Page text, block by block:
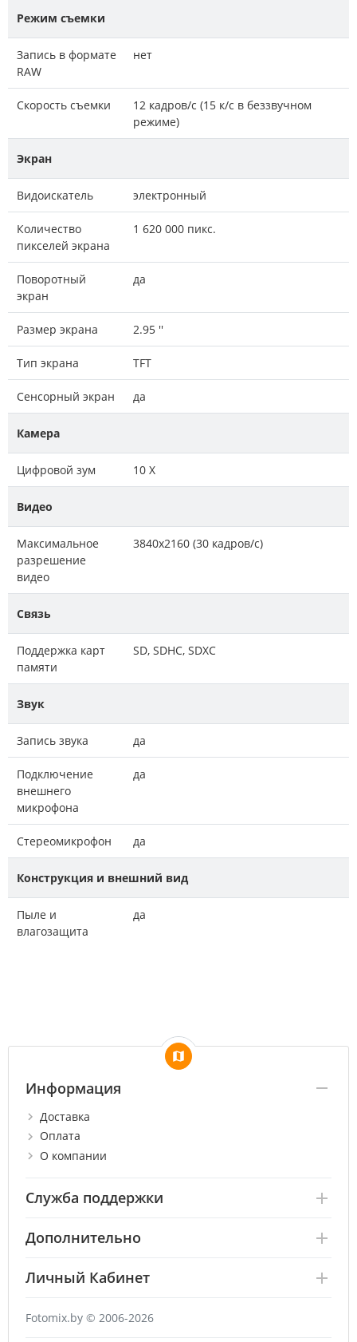
Режим съемки
Запись в формате
RAW
нет
Скорость съемки
12 кадров/с (15 к/с в беззвучном
режиме)
Экран
Видоискатель электронный
Количество
пикселей экрана
1 620 000 пикс.
Поворотный
экран
да
Размер экрана 2.95 ''
Тип экрана TFT
Сенсорный экран да
Камера
Цифровой зум 10 Х
Видео
Максимальное
разрешение
видео
3840x2160 (30 кадров/с)
Связь
Поддержка карт
памяти
SD, SDHC, SDXC
Звук
Запись звука да
Подключение
внешнего
микрофона
да
Стереомикрофон да
Конструкция и внешний вид
Пыле и
влагозащита
да
Информация
Доставка
Оплата
О компании
Служба поддержки
Дополнительно
Личный Кабинет
Fotomix.by © 2006-2026